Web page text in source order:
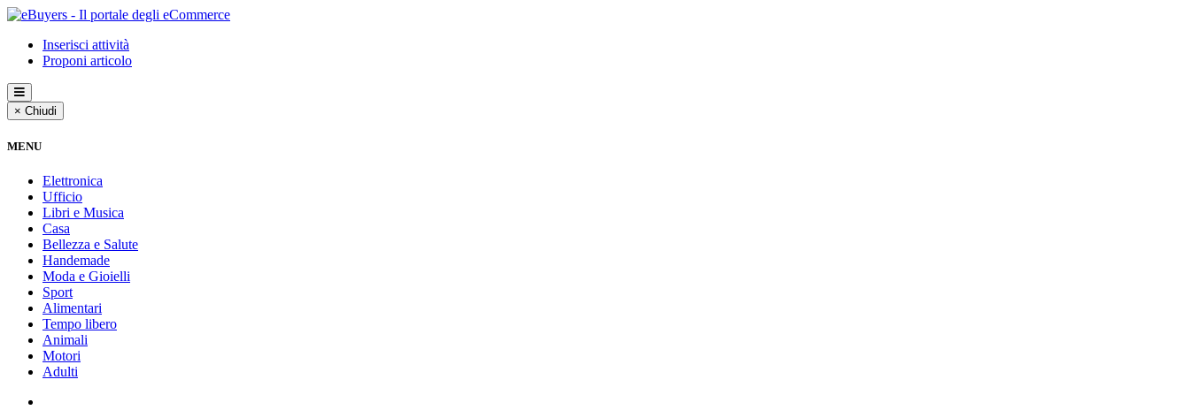
Inserisci attività
Proponi articolo
× Chiudi
MENU
Elettronica
Ufficio
Libri e Musica
Casa
Bellezza e Salute
Handemade
Moda e Gioielli
Sport
Alimentari
Tempo libero
Animali
Motori
Adulti